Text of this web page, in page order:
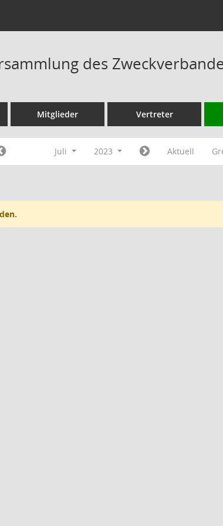
des
Mitglieder Vertreter
Juli 2023 Aktuell